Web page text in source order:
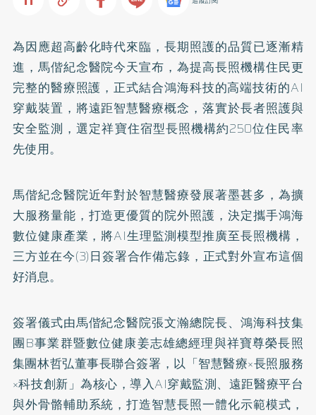
為因應超高齡化時代來臨，長期照護的品質已逐漸精
進，馬偕紀念醫院今天宣布，為提高長照機構住民更
完整的醫療照護，正式結合鴻海科技的高端技術的AI
穿戴裝置，將遠距智慧醫療概念，落實於長者照護與
安全監測，選定祥寶住宿型長照機構約250位住民率
先使用。
馬偕紀念醫院近年對於智慧醫療發展著墨甚多，為擴
大服務量能，打造更優質的院外照護，決定攜手鴻海
數位健康產業，將AI生理監測模型推廣至長照機構，
三方並在今(3)日簽署合作備忘錄，正式對外宣布這個
好消息。
簽署儀式由馬偕紀念醫院張文瀚總院長、鴻海科技集
團B事業群暨數位健康姜志雄總經理與祥寶尊榮長照
集團林哲弘董事長聯合簽署，以「智慧醫療×長照服務
×科技創新」為核心，導入AI穿戴監測、遠距醫療平台
與外骨骼輔助系統，打造智慧長照一體化示範模式，